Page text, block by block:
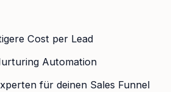
Cost per Lead
Automation
für deinen Sales Funnel